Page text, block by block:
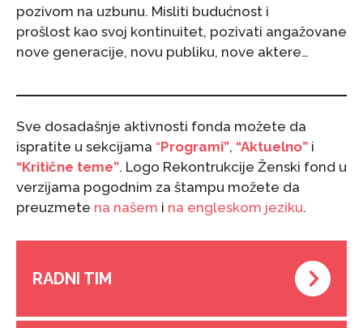
pozivom na uzbunu. Misliti budućnost i
prošlost kao svoj kontinuitet, pozivati angažovane
nove generacije, novu publiku, nove aktere…
Sve dosadašnje aktivnosti fonda možete da
ispratite u sekcijama “Programi”, “Aktuelno” i
“Kritične teme”. Logo Rekontrukcije Ženski fond u
verzijama pogodnim za štampu možete da
preuzmete na našem i na engleskom jeziku.
RADNI TIM